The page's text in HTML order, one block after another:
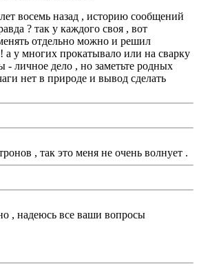
восемь назад , историю сообщений
? так у каждого своя , вот
отдельно можно и решил
а у многих прокатывало или на сварку
- личное дело , но заметьте родных
нет в природе и вывод сделать
, так это меня не очень волнует .
, надеюсь все ваши вопросы